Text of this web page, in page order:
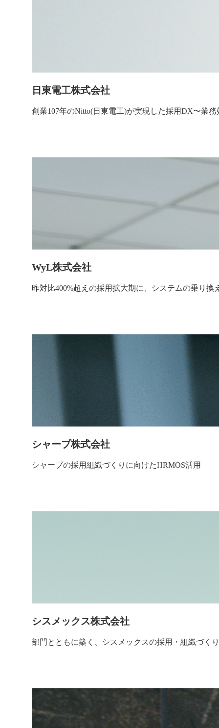
日東電工株式会社
創業107年のNitto(日東電工)が実現した採用DX〜業
WyL株式会社
昨対比400%超えの採用拡大期に、システムの乗り
シャープ株式会社
シャープの採用組織づくりに向けたHRMOS活用
シスメックス株式会社
部門とともに築く、シスメックスの採用・組織づく